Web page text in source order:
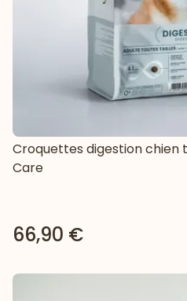
Croquettes digestion chien
Care
66,90 €